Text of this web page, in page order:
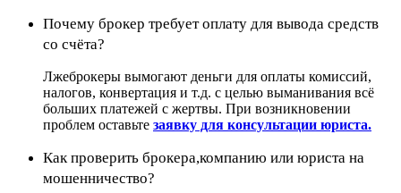
Почему брокер требует оплату для вывода средств
со счёта?
Лжеброкеры вымогают деньги для оплаты комиссий,
налогов, конвертация и т.д. с целью выманивания всё
больших платежей с жертвы. При возникновении
проблем оставьте заявку для консультации юриста.
Как проверить брокера,компанию или юриста на
мошенничество?